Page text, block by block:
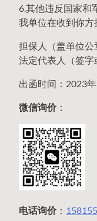
6.其他违反国家和
我单位在收到你方
担保人（盖单位公
法定代表人（签字
出函时间：2023
微信询价：
电话询价：